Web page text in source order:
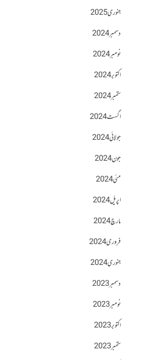
جنوری 2025
دسمبر 2024
نومبر 2024
اکتوبر 2024
ستمبر 2024
اگست 2024
جولائی 2024
جون 2024
مئی 2024
اپریل 2024
مارچ 2024
فروری 2024
جنوری 2024
دسمبر 2023
نومبر 2023
اکتوبر 2023
ستمبر 2023